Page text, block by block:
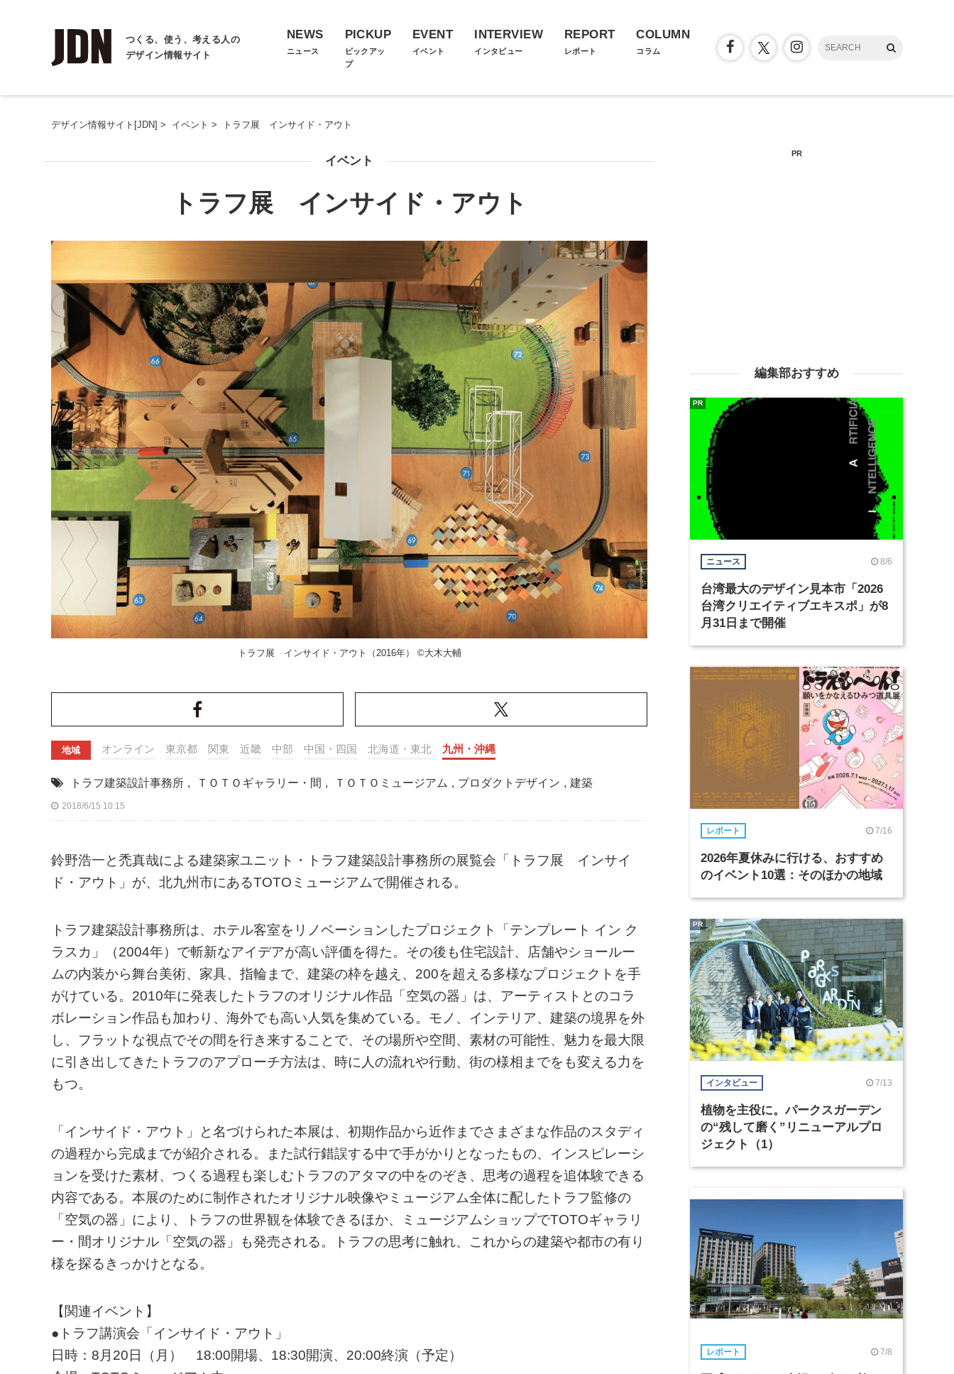
つくる、使う、考える人の
デザイン情報サイト
NEWS
ニュース
PICKUP
ピックアッ
プ
EVENT
イベント
INTERVIEW
インタビュー
REPORT
レポート
COLUMN
コラム
デザイン情報サイト[JDN] > イベント > トラフ展 インサイド・アウト
イベント
トラフ展 インサイド・アウト
トラフ展 インサイド・アウト（2016年） ©大木大輔
地域 オンライン 東京都 関東 近畿 中部 中国・四国 北海道・東北 九州・沖縄
トラフ建築設計事務所 , ＴＯＴＯギャラリー・間 , ＴＯＴＯミュージアム , プロダクトデザイン , 建築
2018/6/15 10:15
鈴野浩一と禿真哉による建築家ユニット・トラフ建築設計事務所の展覧会「トラフ展 インサイ
ド・アウト」が、北九州市にあるTOTOミュージアムで開催される。
トラフ建築設計事務所は、ホテル客室をリノベーションしたプロジェクト「テンプレート イン ク
ラスカ」（2004年）で斬新なアイデアが高い評価を得た。その後も住宅設計、店舗やショールー
ムの内装から舞台美術、家具、指輪まで、建築の枠を越え、200を超える多様なプロジェクトを手
がけている。2010年に発表したトラフのオリジナル作品「空気の器」は、アーティストとのコラ
ボレーション作品も加わり、海外でも高い人気を集めている。モノ、インテリア、建築の境界を外
し、フラットな視点でその間を行き来することで、その場所や空間、素材の可能性、魅力を最大限
に引き出してきたトラフのアプローチ方法は、時に人の流れや行動、街の様相までをも変える力を
もつ。
「インサイド・アウト」と名づけられた本展は、初期作品から近作までさまざまな作品のスタディ
の過程から完成までが紹介される。また試行錯誤する中で手がかりとなったもの、インスピレーシ
ョンを受けた素材、つくる過程も楽しむトラフのアタマの中をのぞき、思考の過程を追体験できる
内容である。本展のために制作されたオリジナル映像やミュージアム全体に配したトラフ監修の
「空気の器」により、トラフの世界観を体験できるほか、ミュージアムショップでTOTOギャラリ
ー・間オリジナル「空気の器」も発売される。トラフの思考に触れ、これからの建築や都市の有り
様を探るきっかけとなる。
【関連イベント】
●トラフ講演会「インサイド・アウト」
日時：8月20日（月） 18:00開場、18:30開演、20:00終演（予定）
PR
編集部おすすめ
ニュース 8/6
台湾最大のデザイン見本市「2026
台湾クリエイティブエキスポ」が8
月31日まで開催
PR
レポート 7/16
2026年夏休みに行ける、おすすめ
のイベント10選：そのほかの地域
インタビュー 7/13
植物を主役に。パークスガーデン
の“残して磨く”リニューアルプロ
ジェクト（1）
PR
レポート 7/8